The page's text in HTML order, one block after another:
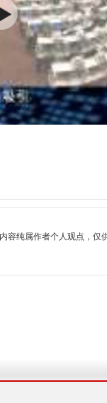
容纯属作者个人观点，仅